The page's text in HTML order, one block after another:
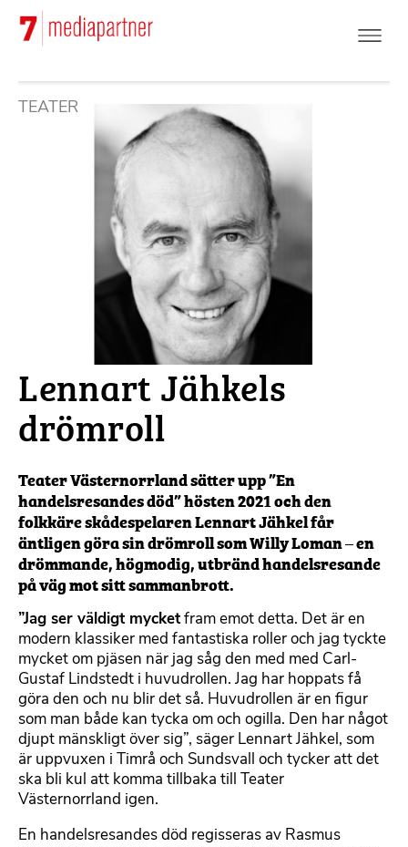
Hoppa
huvudinnehåll
TEATER
Lennart Jähkels
drömroll
Teater Västernorrland sätter upp ”En
handelsresandes död” hösten 2021 och den
folkkäre skådespelaren Lennart Jähkel får
äntligen göra sin drömroll som Willy Loman – en
drömmande, högmodig, utbränd handelsresande
på väg mot sitt sammanbrott.
”Jag ser väldigt mycket fram emot detta. Det är en
modern klassiker med fantastiska roller och jag tyckte
mycket om pjäsen när jag såg den med med Carl-
Gustaf Lindstedt i huvudrollen. Jag har hoppats få
göra den och nu blir det så. Huvudrollen är en figur
som man både kan tycka om och ogilla. Den har något
djupt mänskligt över sig”, säger Lennart Jähkel, som
är uppvuxen i Timrå och Sundsvall och tycker att det
ska bli kul att komma tillbaka till Teater
Västernorrland igen.
En handelsresandes död regisseras av Rasmus